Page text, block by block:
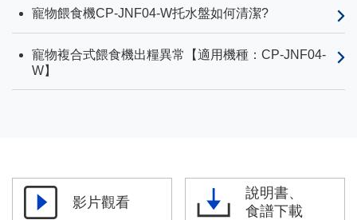
寵物餵食機CP-JNF04-W托水盤如何清潔?
寵物複合式餵食機出糧異常【適用機種：CP-JNF04-
W】
影片觀看
說明書、
食譜下載